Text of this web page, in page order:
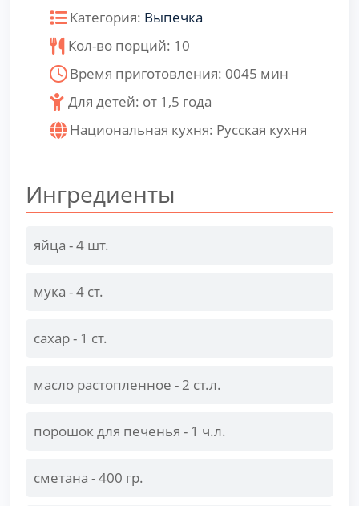
Категория: Выпечка
Кол-во порций: 10
Время приготовления: 0045 мин
Для детей: от 1,5 года
Национальная кухня: Русская кухня
Ингредиенты
яйца - 4 шт.
мука - 4 ст.
сахар - 1 ст.
масло растопленное - 2 ст.л.
порошок для печенья - 1 ч.л.
сметана - 400 гр.